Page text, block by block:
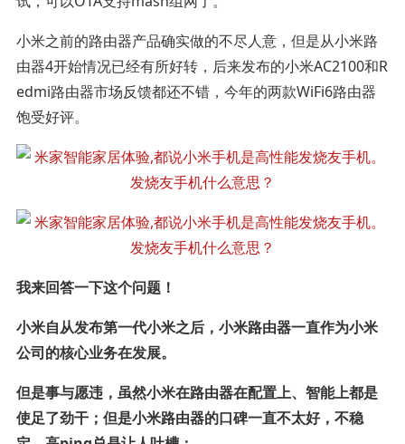
小米之前的路由器产品确实做的不尽人意，但是从小米路
由器4开始情况已经有所好转，后来发布的小米AC2100和R
edmi路由器市场反馈都还不错，今年的两款WiFi6路由器
饱受好评。
我来回答一下这个问题！
小米自从发布第一代小米之后，小米路由器一直作为小米
公司的核心业务在发展。
但是事与愿违，虽然小米在路由器在配置上、智能上都是
使足了劲干；但是小米路由器的口碑一直不太好，不稳